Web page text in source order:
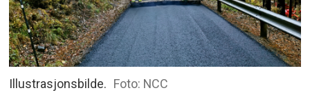
Illustrasjonsbilde. Foto: NCC